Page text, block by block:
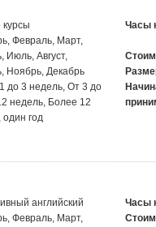
курсы
Февраль, Март,
Август,
Ноябрь, Декабрь
до 3 недель, От 3 до
недель, Более 12
год
Часы
английский
Февраль, Март,
Часы